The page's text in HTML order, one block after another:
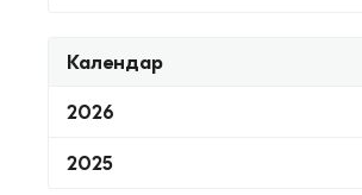
Календар
2026
2025